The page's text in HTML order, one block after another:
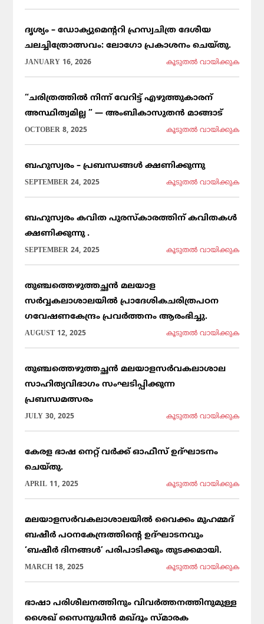
ദൃശ്യം – ഡോക്യുമെന്ററി ഹ്രസ്വചിത്ര ദേശീയ
ചലച്ചിത്രോത്സവം: ലോഗോ പ്രകാശനം ചെയ്തു.
JANUARY 16, 2026 കൂടുതല്‍ വായിക്കുക
“ചരിത്രത്തിൽ നിന്ന് വേറിട്ട് എഴുത്തുകാരന്
അസ്ഥിത്വമില്ല ” — അംബികാസുതൻ മാങ്ങാട്
OCTOBER 8, 2025 കൂടുതല്‍ വായിക്കുക
ബഹുസ്വരം – പ്രബന്ധങ്ങൾ ക്ഷണിക്കുന്നു
SEPTEMBER 24, 2025 കൂടുതല്‍ വായിക്കുക
ബഹുസ്വരം കവിത പുരസ്കാരത്തിന് കവിതകൾ
ക്ഷണിക്കുന്നു .
SEPTEMBER 24, 2025 കൂടുതല്‍ വായിക്കുക
തുഞ്ചത്തെഴുത്തച്ഛൻ മലയാള
സർവ്വകലാശാലയിൽ പ്രാദേശികചരിത്രപഠന
ഗവേഷണകേന്ദ്രം പ്രവർത്തനം ആരംഭിച്ചു.
AUGUST 12, 2025 കൂടുതല്‍ വായിക്കുക
തുഞ്ചത്തെഴുത്തച്ഛൻ മലയാളസർവകലാശാല
സാഹിത്യവിഭാഗം സംഘടിപ്പിക്കുന്ന
പ്രബന്ധമത്സരം
JULY 30, 2025 കൂടുതല്‍ വായിക്കുക
കേരള ഭാഷ നെറ്റ് വർക്ക് ഓഫീസ് ഉദ്ഘാടനം
ചെയ്തു.
APRIL 11, 2025 കൂടുതല്‍ വായിക്കുക
മലയാളസർവകലാശാലയിൽ വൈക്കം മുഹമ്മദ്
ബഷീർ പഠനകേന്ദ്രത്തിന്റെ ഉദ്ഘാടനവും
‘ബഷീർ ദിനങ്ങൾ’ പരിപാടിക്കും തുടക്കമായി.
MARCH 18, 2025 കൂടുതല്‍ വായിക്കുക
ഭാഷാ പരിശീലനത്തിനും വിവർത്തനത്തിനുമുള്ള
ശൈഖ് സൈനുദ്ധീൻ മഖ്ദൂം സ്മാരക